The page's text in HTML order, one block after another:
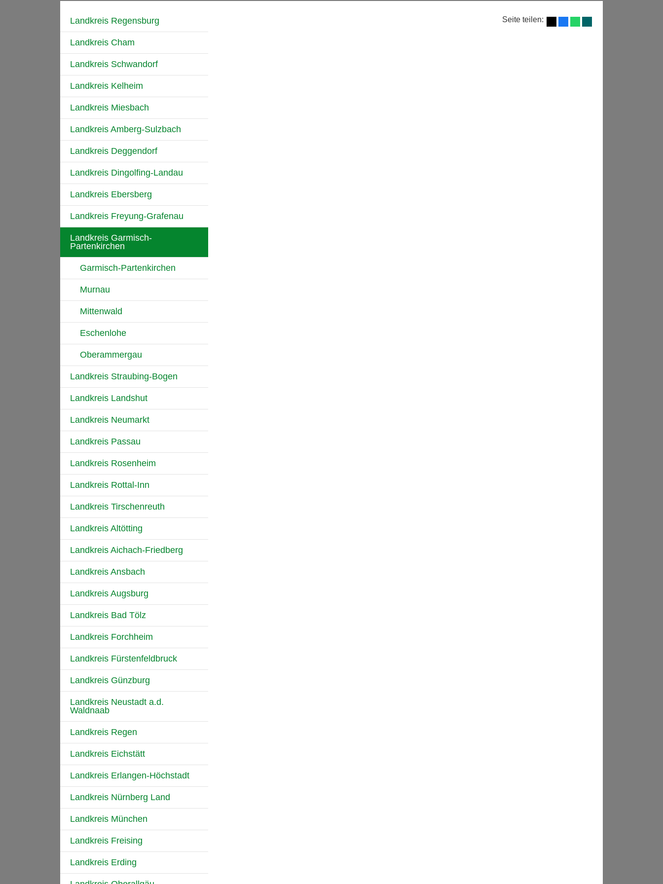
Landkreis Regensburg
Landkreis Cham
Landkreis Schwandorf
Landkreis Kelheim
Landkreis Miesbach
Landkreis Amberg-Sulzbach
Landkreis Deggendorf
Landkreis Dingolfing-Landau
Landkreis Ebersberg
Landkreis Freyung-Grafenau
Landkreis Garmisch-
Partenkirchen
Garmisch-Partenkirchen
Murnau
Mittenwald
Eschenlohe
Oberammergau
Landkreis Straubing-Bogen
Landkreis Landshut
Landkreis Neumarkt
Landkreis Passau
Landkreis Rosenheim
Landkreis Rottal-Inn
Landkreis Tirschenreuth
Landkreis Altötting
Landkreis Aichach-Friedberg
Landkreis Ansbach
Landkreis Augsburg
Landkreis Bad Tölz
Landkreis Forchheim
Landkreis Fürstenfeldbruck
Landkreis Günzburg
Landkreis Neustadt a.d.
Waldnaab
Landkreis Regen
Landkreis Eichstätt
Landkreis Erlangen-Höchstadt
Landkreis Nürnberg Land
Landkreis München
Landkreis Freising
Landkreis Erding
Seite teilen: